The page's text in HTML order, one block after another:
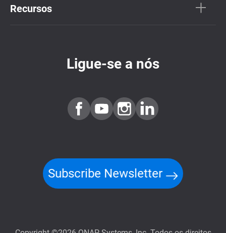
Recursos
Ligue-se a nós
Subscribe Newsletter